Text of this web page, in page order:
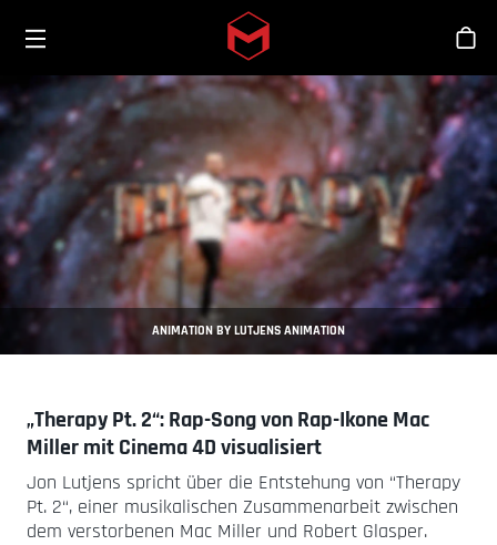
Skip to main content
ANIMATION BY LUTJENS ANIMATION
„Therapy Pt. 2“: Rap-Song von Rap-Ikone Mac
Miller mit Cinema 4D visualisiert
Jon Lutjens spricht über die Entstehung von “Therapy
Pt. 2“, einer musikalischen Zusammenarbeit zwischen
dem verstorbenen Mac Miller und Robert Glasper.